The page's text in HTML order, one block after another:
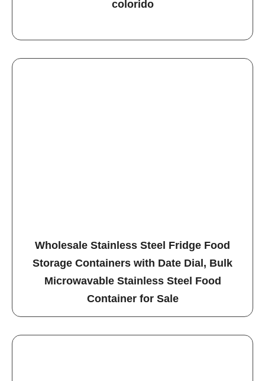
colorido
Wholesale Stainless Steel Fridge Food
Storage Containers with Date Dial, Bulk
Microwavable Stainless Steel Food
Container for Sale